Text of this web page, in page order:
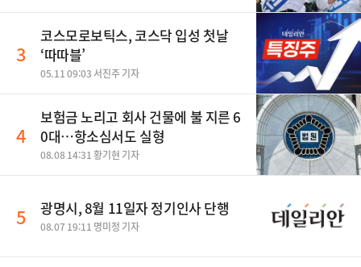
3
코스모로보틱스, 코스닥 입성 첫날
‘따따블’
05.11 09:03 서진주 기자
4
보험금 노리고 회사 건물에 불 지른 6
0대…항소심서도 실형
08.08 14:31 황기현 기자
5 광명시, 8월 11일자 정기인사 단행
08.07 19:11 명미정 기자